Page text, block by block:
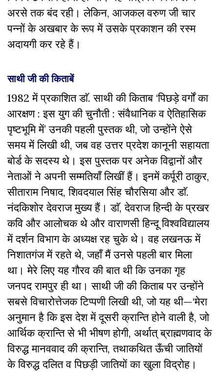
अरसे तक बंद रही। लेकिन, आजकल वरुण जी चार
पन्नों के अखबार के रूप में उसके प्रकाशन की रस्म
अदायगी कर रहे हैं।
साथी जी की किताबें
1982 में प्रकाशित डाॅ. साथी की किताब ‘पिछड़े वर्गों का
आरक्षण : इस युग की चुनौती : संवैधानिक व ऐतिहासिक
पृष्टभूमि में’ उनकी पहली पुस्तक थी, जो उन्होंने ऐसे
समय में लिखी थी, जब वह उत्तर प्रदेश कानूनी सहायता
बोर्ड के सदस्य थे। इस पुस्तक पर अनेक विद्वानों और
नेताओं ने अपनी सम्मतियाँ लिखीं हैं। इनमें कर्पूरी ठाकुर,
सीताराम निषाद, शिवदयाल सिंह चौरसिया और डाॅ.
नंदकिशोर देवराज मुख्य हैं। डाॅ, देवराज हिन्दी के प्रखर
कवि और आलोचक थे और वाराणसी हिन्दू विश्वविद्यालय
में दर्शन विभाग के अध्यक्ष रह चुके थे। वह लखनऊ में
निशातगंज में रहते थे, जहाँ मैं उनसे पहली बार मिला
था। मेरे लिए यह गौरव की बात थी कि उनका गृह
जनपद रामपुर ही था। साथी जी की किताब पर उन्होंने
सबसे विचारोत्तेजक टिप्पणी लिखी थी, जो यह थी—‘मेरा
अनुमान है कि इस देश में दूसरी क्रान्ति होने वाली है, जो
आर्थिक क्रान्ति से भी भीषण होगी, अर्थात् ब्राह्मणवाद के
विरुद्ध मानववाद की क्रान्ति, तथाकथित ऊँची जातियों
के विरुद्ध दलित व पिछड़ी जातियों का खुला विद्रोह।